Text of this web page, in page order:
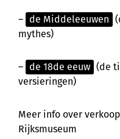
– de Middeleeuwen
mythes)
– de 18de eeuw (de
versieringen)
Meer info over
Rijksmuseum